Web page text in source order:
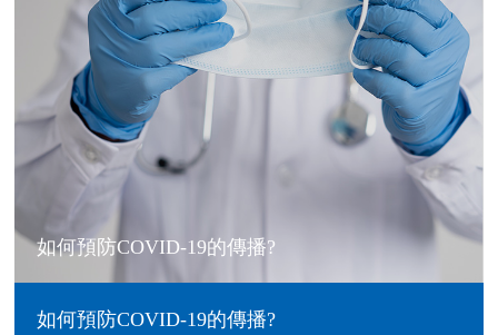
如何預防COVID-19的傳播?
如何預防COVID-19的傳播?